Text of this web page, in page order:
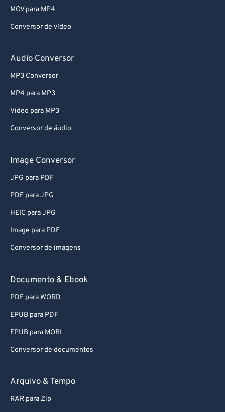
MOV para MP4
Conversor de vídeo
Audio Conversor
MP3 Conversor
MP4 para MP3
Video para MP3
Conversor de áudio
Image Conversor
JPG para PDF
PDF para JPG
HEIC para JPG
Image para PDF
Conversor de imagens
Documento & Ebook
PDF para WORD
EPUB para PDF
EPUB para MOBI
Conversor de documentos
Arquivo & Tempo
RAR para Zip